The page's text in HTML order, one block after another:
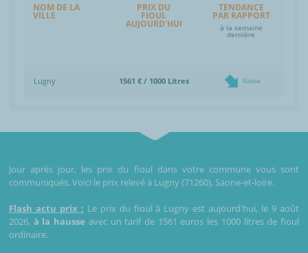
NOM DE LA
VILLE
PRIX DU
FIOUL
AUJOURD'HUI
TENDANCE
PAR RAPPORT
à la semaine
dernière
Lugny 1561 € / 1000 Litres Baisse
Jour après jour, les prix du fioul dans votre commune vous sont
communiqués. Voici le prix relevé à Lugny (71260), Saone-et-loire.
Flash actu prix : Le prix du fioul à Lugny est aujourd'hui, le 9 août
2026, à la hausse avec un tarif de 1561 euros les 1000 litres de fioul
ordinaire.